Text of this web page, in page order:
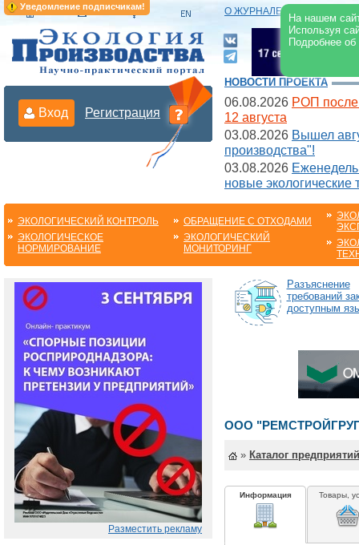
Уведомление подписчикам!
На нашем
Используя
Подробнее
О ЖУРНАЛЕ |
Вход Регистрация
НОВОСТИ ПРОЕКТА
06.08.2026 РОП после
12 августа
03.08.2026 Вышел
производства"!
03.08.2026
новые экологические
ЭКОЛОГИЧЕСКИЙ КОНТРОЛЬ
ЭКОЛОГИЧЕСКОЕ
НОРМИРОВАНИЕ
ОБРАЩЕНИЕ С ОТХОДАМИ
ЭКОЛОГИЧЕСКИЙ
МОНИТОРИНГ
Разместить рекламу
Разъяснение
требований
доступным
ООО
» Каталог предприятий
Информация Товары,